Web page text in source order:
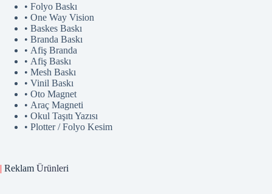
• Folyo Baskı
• One Way Vision
• Baskes Baskı
• Branda Baskı
• Afiş Branda
• Afiş Baskı
• Mesh Baskı
• Vinil Baskı
• Oto Magnet
• Araç Magneti
• Okul Taşıtı Yazısı
• Plotter / Folyo Kesim
| Reklam Ürünleri